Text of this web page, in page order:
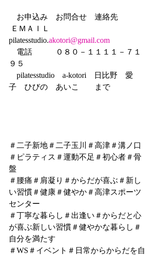
お申込み　お問合せ　連絡先
pilatesstudio.akotori@gmail.com
電話　　　０８０－１１１１－７１
９５
pilatesstudio　a-kotori    日比野　愛
子　ひびの　あいこ　　まで
＃二子新地＃二子玉川＃高津＃溝ノ口
＃ピラティス＃運動不足＃初心者＃骨
盤
＃腰痛＃肩凝り＃からだが喜ぶ＃新し
い習慣＃健康＃健やか＃高津スポーツ
センター
＃丁寧な暮らし＃出逢い＃からだと心
が喜ぶ新しい習慣＃健やかな暮らし＃
自分を満たす
＃WS＃イベント＃日常からからだを自